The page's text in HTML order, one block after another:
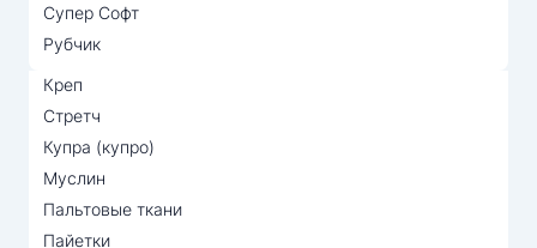
Супер Софт
Рубчик
Креп
Стретч
Купра (купро)
Муслин
Пальтовые ткани
Пайетки